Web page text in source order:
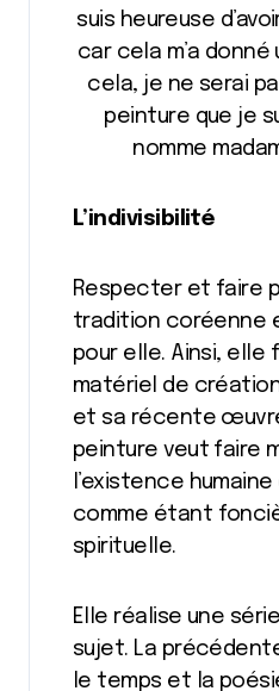
suis heureuse
car cela m’a
cela, je ne serai
peinture que je
nomme
L’indivisibilité
Respecter et faire
tradition coréenne
pour elle. Ainsi, elle
matériel de
et sa récente
peinture veut faire
l’existence
comme étant
spirituelle.
Elle réalise une
sujet. La
le temps et la